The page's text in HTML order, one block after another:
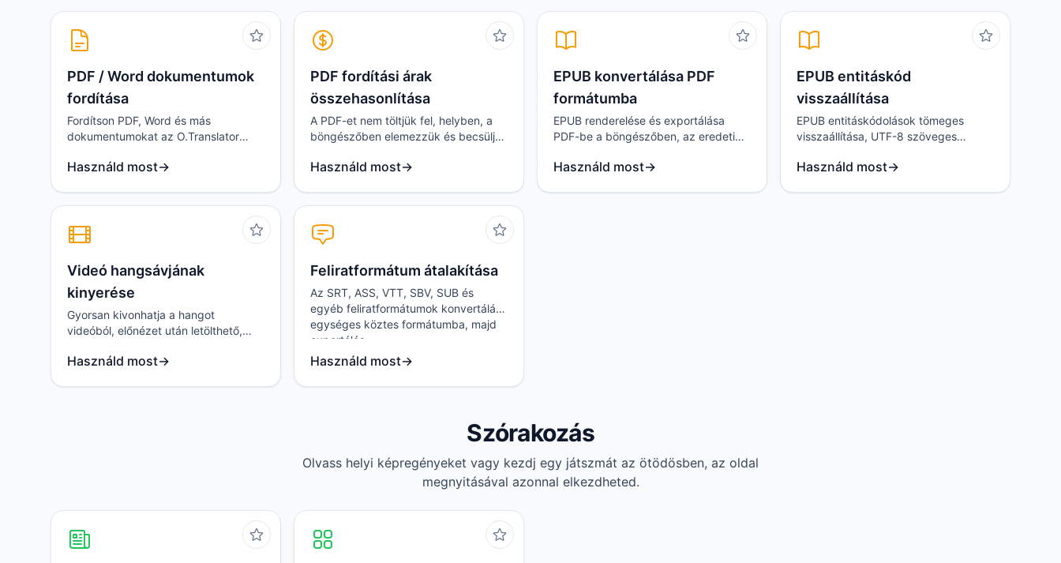
PDF / Word dokumentumok
fordítása
Fordítson PDF, Word és más
dokumentumokat az O.Translator
eredeti tördelést és formázást.
Használd most→
PDF fordítási árak
összehasonlítása
A PDF-et nem töltjük fel, helyben, a
böngészőben elemezzük és becsüljük
fordítóoldalak árait és csomagjait.
Használd most→
EPUB konvertálása PDF
formátumba
EPUB renderelése és exportálása
PDF-be a böngészőben, az eredeti
legjobb megőrzésével.
Használd most→
EPUB entitáskód
visszaállítása
EPUB entitáskódolások tömeges
visszaállítása, UTF-8 szöveges
megkönnyítésére.
Használd most→
Videó hangsávjának
kinyerése
Gyorsan kivonhatja a hangot
videóból, előnézet után letölthető,
Használd most→
Feliratformátum átalakítása
Az SRT, ASS, VTT, SBV, SUB és
egyéb feliratformátumok konvertálása
egységes köztes formátumba, majd
exportálás.
Használd most→
Szórakozás
Olvass helyi képregényeket vagy kezdj egy játszmát az ötödösben, az oldal
megnyitásával azonnal elkezdheted.